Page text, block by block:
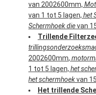
van 2002600mm,
van 1 tot 5 lagen, het
Schermhoek dievan
Trillende
2002600mm,
1 tot 5 lagen, het
het schermhoekvan
Het trillende